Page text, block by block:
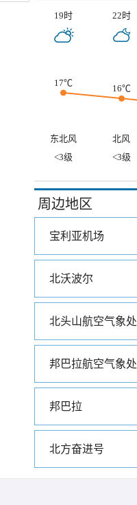
19时 22时
17℃
16℃
东北风 北风
<3级
<3级
周边地区
宝利亚机场
北沃波尔
北头山航空气象处
邦巴拉航空气象处
邦巴拉
北方奋进号